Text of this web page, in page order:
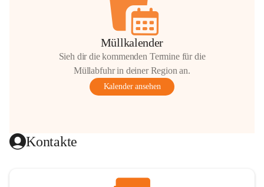
Müllkalender
Sieh dir die kommenden Termine für die
Müllabfuhr in deiner Region an.
Kalender ansehen
Kontakte